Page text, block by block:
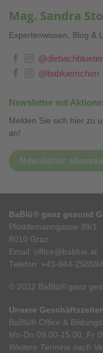
Mag. Sandra
Expertenwissen, Blog &
@babluemchen
Newsletter mit
Melden Sie sich hier zu
an!
Newsletter
BaBlü® ganz gesund
Plüddemanngasse 39/1
8010 Graz
Email: office@bablue.at
Telefon: +43-664-
© 2022 BaBlü® ganz
Unsere
BaBlü® Office &
Mo-Do 09.00-15.00, Fr
Weitere Termine nach